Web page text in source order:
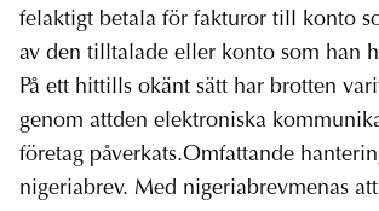
felaktigt betala för fakturor till konto
av den tilltalade eller konto som han
På ett hittills okänt sätt har brotten
genom attden elektroniska
företag påverkats.Omfattande
nigeriabrev. Med nigeriabrevmenas